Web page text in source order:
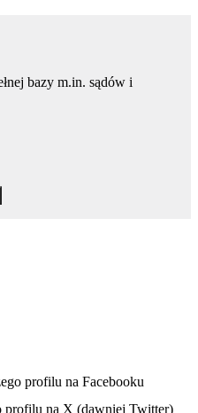
bazy m.in. sądów i
karcie
profilu na Facebooku
profilu na X (dawniej Twitter)